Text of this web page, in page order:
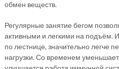
обмен веществ.
Регулярные занятие бегом
активными и легкими на подъём.
по лестнице, значительно легче
нагрузки. Со временем